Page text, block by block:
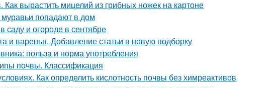
вырастить мицелий из грибных ножек на картоне
муравьи попадают в дом
саду и огороде в сентябре
и варенья. Добавление статьи в новую подборку
польза и норма употребления
почвы. Классификация
Как определить кислотность почвы без химреактивов